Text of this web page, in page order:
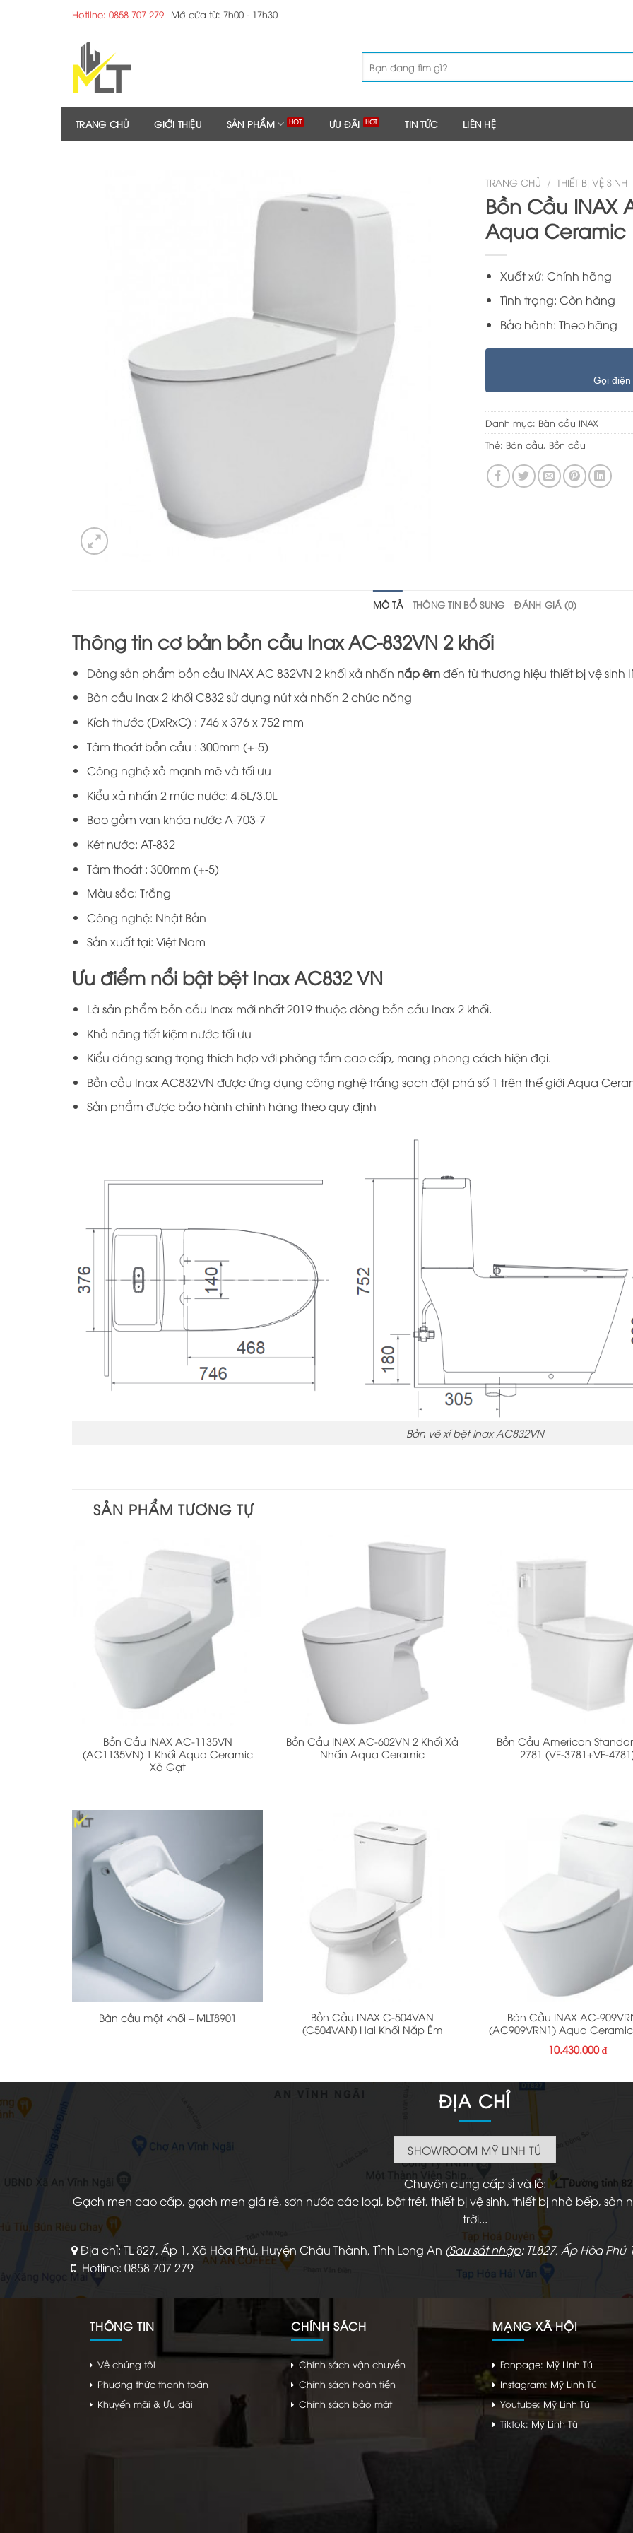
to
Hotline: 0858 707 279 Mở cửa từ: 7h00 - 17h30
kiếm:
TRANG CHỦ GIỚI THIỆU SẢN PHẨM ƯU ĐÃI TIN TỨC LIÊN HỆ
TRANG CHỦ / THIẾT BỊ VỆ SINH
Bồn Cầu INAX
Aqua Ceramic
Xuất xứ: Chính hãng
Tình trạng: Còn hàng
Bảo hành: Theo hãng
Gọi
Danh mục: Bàn cầu INAX
Thẻ: Bàn cầu, Bồn cầu
MÔ TẢ THÔNG TIN BỔ SUNG ĐÁNH GIÁ (0)
Thông tin cơ bản bồn cầu Inax AC-832VN 2 khối
Dòng sản phẩm bồn cầu INAX AC 832VN 2 khối xả nhấn nắp êmđến từ thương hiệu thiết bị vệ sinh
Bàn cầu Inax 2 khối C832 sử dụng nút xả nhấn 2 chức năng
Kích thước (DxRxC) : 746 x 376 x 752 mm
Tâm thoát bồn cầu : 300mm (+-5)
Công nghệ xả mạnh mẽ và tối ưu
Kiểu xả nhấn 2 mức nước: 4.5L/3.0L
Bao gồm van khóa nước A-703-7
Két nước: AT-832
Tâm thoát : 300mm (+-5)
Màu sắc: Trắng
Công nghệ: Nhật Bản
Sản xuất tại: Việt Nam
Ưu điểm nổi bật bệt Inax AC832 VN
Là sản phẩm bồn cầu Inax mới nhất 2019 thuộc dòng bồn cầu Inax 2 khối.
Khả năng tiết kiệm nước tối ưu
Kiểu dáng sang trọng thích hợp với phòng tắm cao cấp, mang phong cách hiện đại.
Bồn cầu Inax AC832VN được ứng dụng công nghệ trắng sạch đột phá số 1 trên thế giới Aqua
Sản phẩm được bảo hành chính hãng theo quy định
​Bản vẽ xí bệt Inax AC832VN
SẢN PHẨM TƯƠNG TỰ
Bồn Cầu INAX AC-1135VN
(AC1135VN) 1 Khối Aqua Ceramic
Xả Gạt
Bồn Cầu INAX AC-602VN 2 Khối Xả
Nhấn Aqua Ceramic
Bồn Cầu American
2781 (VF-3781+VF-
Bàn cầu một khối – MLT8901
Bồn Cầu INAX C-504VAN
(C504VAN) Hai Khối Nắp Êm
Bàn Cầu INAX AC-
(AC909VRN1) Aqua
10.430.000₫
ĐỊA CHỈ
SHOWROOM MỸ LINH TÚ
Chuyên cung cấp sỉ và lẻ:
Gạch men cao cấp, gạch men giá rẻ, sơn nước các loại, bột trét, thiết bị vệ sinh, thiết bị nhà bếp,
trời...
Địa chỉ: TL 827, Ấp 1, Xã Hòa Phú, Huyện Châu Thành, Tỉnh Long An (Sau sát nhập: TL827, Ấp Hòa Phú
Hotline: 0858 707 279
THÔNG TIN
Về chúng tôi
Phương thức thanh toán
Khuyến mãi & Ưu đãi
CHÍNH SÁCH
Chính sách vận chuyển
Chính sách hoàn tiền
Chính sách bảo mật
MẠNG XÃ HỘI
Fanpage: Mỹ Linh Tú
Instagram: Mỹ Linh Tú
Youtube: Mỹ Linh Tú
Tiktok: Mỹ Linh Tú